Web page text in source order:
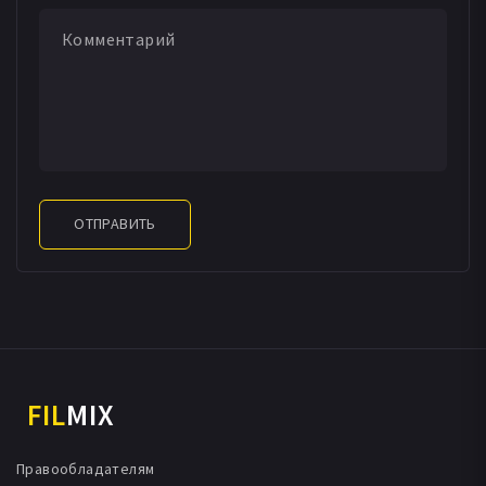
ОТПРАВИТЬ
FILMIX
Правообладателям